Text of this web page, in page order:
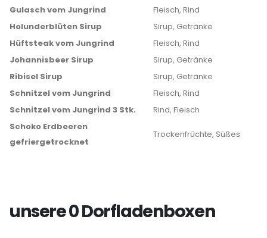
Gulasch vom Jungrind
Fleisch, Rind
Holunderblüten Sirup
Sirup, Getränke
Hüftsteak vom Jungrind
Fleisch, Rind
Johannisbeer Sirup
Sirup, Getränke
Ribisel Sirup
Sirup, Getränke
Schnitzel vom Jungrind
Fleisch, Rind
Schnitzel vom Jungrind 3 Stk.
Rind, Fleisch
Schoko Erdbeeren
gefriergetrocknet
Trockenfrüchte, Süßes
unsere 0 Dorfladenboxen